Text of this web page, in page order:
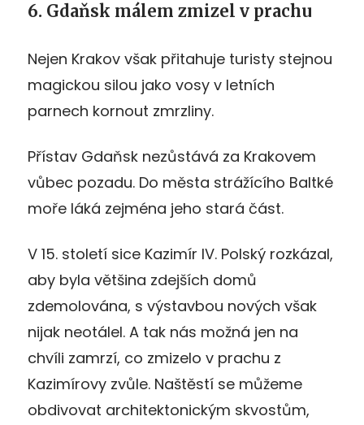
6. Gdaňsk málem zmizel v prachu
Nejen Krakov však přitahuje turisty stejnou
magickou silou jako vosy v letních
parnech kornout zmrzliny.
Přístav Gdaňsk nezůstává za Krakovem
vůbec pozadu. Do města strážícího Baltké
moře láká zejména jeho stará část.
V 15. století sice Kazimír IV. Polský rozkázal,
aby byla většina zdejších domů
zdemolována, s výstavbou nových však
nijak neotálel. A tak nás možná jen na
chvíli zamrzí, co zmizelo v prachu z
Kazimírovy zvůle. Naštěstí se můžeme
obdivovat architektonickým skvostům,